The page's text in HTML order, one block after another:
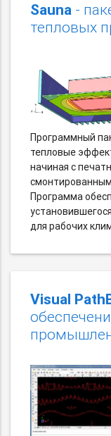
Sauna -
тепловых
Программный
тепловые
начиная с
Программа
для рабочих
Visual